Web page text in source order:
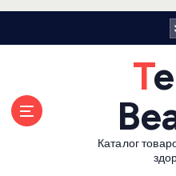
Terra
Каталог